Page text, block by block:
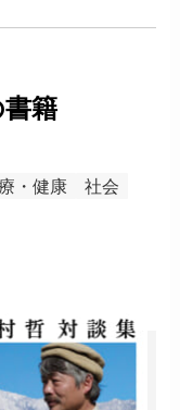
籍
・健康
社会